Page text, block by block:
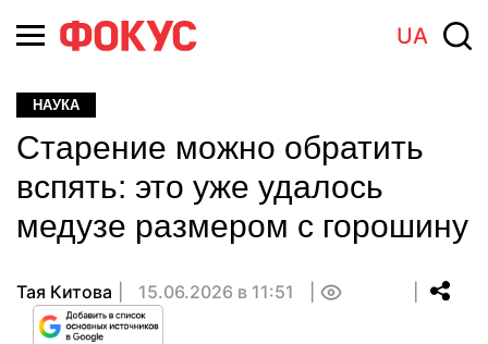
UA
НАУКА
Старение можно обратить
вспять: это уже удалось
медузе размером с горошину
Тая Китова 15.06.2026 в 11:51